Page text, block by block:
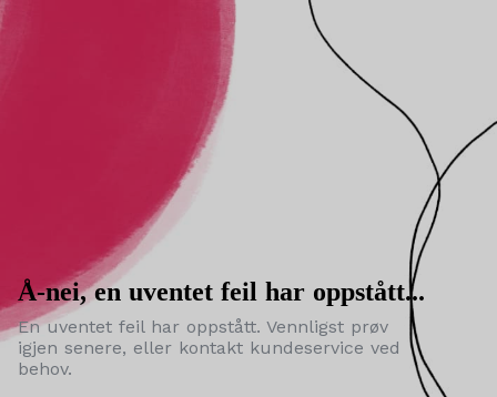
Å-nei, en uventet feil har oppstått...
En uventet feil har oppstått. Vennligst prøv
igjen senere, eller kontakt kundeservice ved
behov.